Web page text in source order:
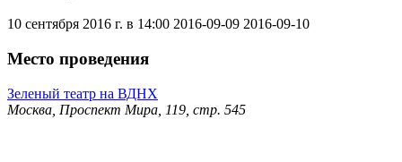
10 сентября 2016 г. в 14:00 2016-09-09 2016-09-10
Место проведения
Зеленый театр на ВДНХ
Москва, Проспект Мира, 119, стр. 545